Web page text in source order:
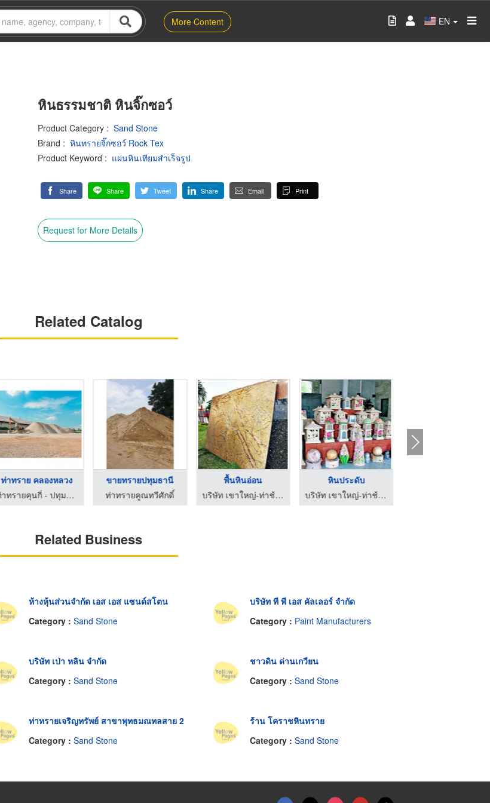
More Content EN
หินธรรมชาติ หินจิ๊กซอว์
Product Category : Sand Stone
Brand : หินทรายจิ๊กซอว์ Rock Tex
Product Keyword : แผ่นหินเทียมสำเร็จรูป
Share Share Tweet Share Email Print
Request for More Details
Related Catalog
ท่าทราย คลองหลวง
ท่าทรายคุนกี่ - ปทุมธานี
ขายทรายปทุมธานี
ท่าทรายคูณทวีศักดิ์
พื้นหินอ่อน
บริษัท เขาใหญ่-ท่าช้าง มาร์เก็ตติ้ง จำกัด
หินประดับ
บริษัท เขาใหญ่-ท่าช้าง มาร์เก็ตติ้ง จำกัด
Related Business
ห้างหุ้นส่วนจำกัด เอส เอส แซนด์สโตน
Category :Sand Stone
บริษัท ที พี เอส คัลเลอร์ จำกัด
Category : Paint Manufacturers
บริษัท เป่า หลิน จำกัด
Category :Sand Stone
ชาวดิน ด่านเกวียน
Category : Sand Stone
ท่าทรายเจริญทรัพย์ สาขาพุทธมณทลสาย 2
Category :Sand Stone
ร้าน โคราชหินทราย
Category : Sand Stone